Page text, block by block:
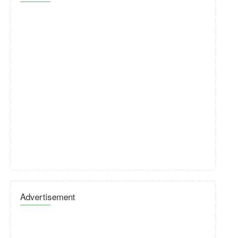
Advertisement